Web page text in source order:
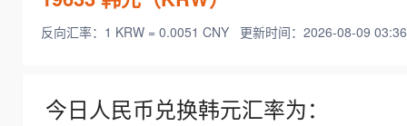
反向汇率：1 KRW = 0.0051 CNY 更新时间：2026-08-09
今日人民币兑换韩元汇率为：